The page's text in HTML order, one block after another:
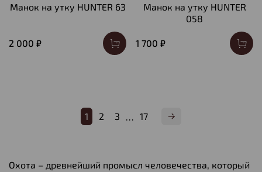
Манок на утку HUNTER 63
2 000 ₽
Манок на утку HUNTER
058
1 700 ₽
1 2 3 … 17
Охота – древнейший промысл человечества, который